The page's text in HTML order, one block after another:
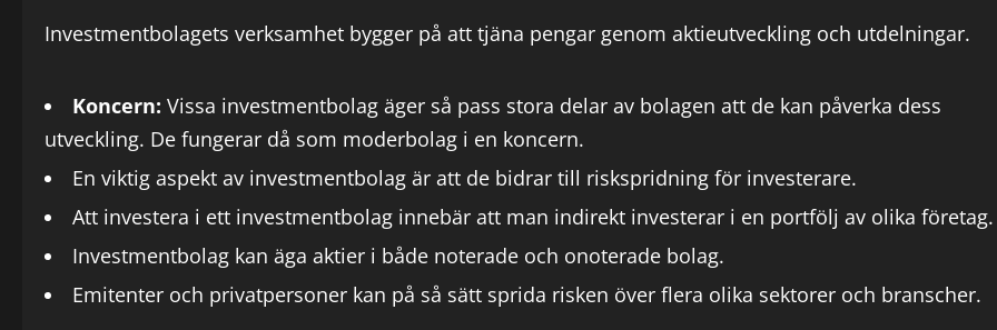
Investmentbolagets verksamhet bygger på att tjäna pengar genom aktieutveckling och utdelningar.
Koncern: Vissa investmentbolag äger så pass stora delar av bolagen att de kan påverka dess
utveckling. De fungerar då som moderbolag i en koncern.
En viktig aspekt av investmentbolag är att de bidrar till riskspridning för investerare.
Att investera i ett investmentbolag innebär att man indirekt investerar i en portfölj av olika företag.
Investmentbolag kan äga aktier i både noterade och onoterade bolag.
Emitenter och privatpersoner kan på så sätt sprida risken över flera olika sektorer och branscher.